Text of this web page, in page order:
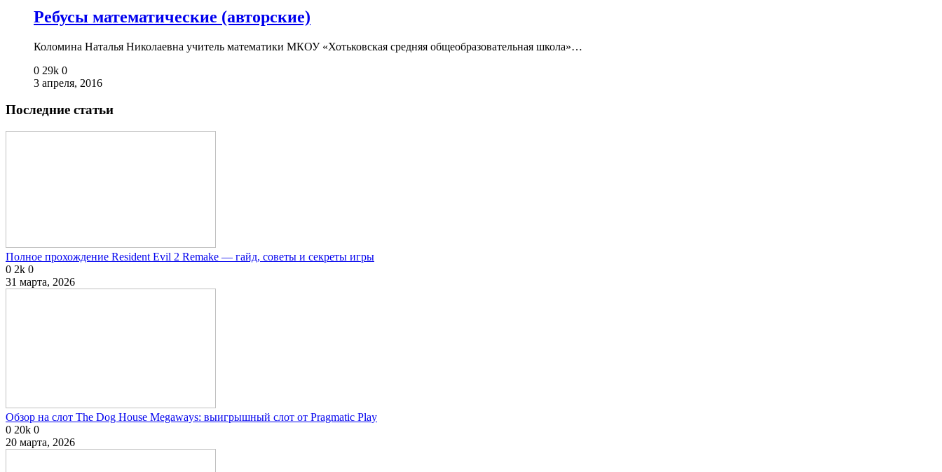
Ребусы математические (авторские)
Коломина Наталья Николаевна учитель математики МКОУ «Хотьковская средняя общеобразовательная школа»…
0 29k 0
3 апреля, 2016
Последние статьи
Полное прохождение Resident Evil 2 Remake — гайд, советы и секреты игры
0 2k 0
31 марта, 2026
Обзор на слот The Dog House Megaways: выигрышный слот от Pragmatic Play
0 20k 0
20 марта, 2026